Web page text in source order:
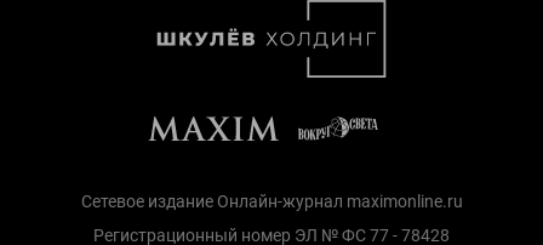
Сетевое издание Онлайн-журнал maximonline.ru
Регистрационный номер ЭЛ № ФС 77 - 78428